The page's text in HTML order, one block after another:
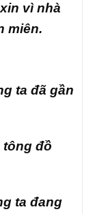
vì nhà
miên.
ta đã gần
tông đồ
ta đang